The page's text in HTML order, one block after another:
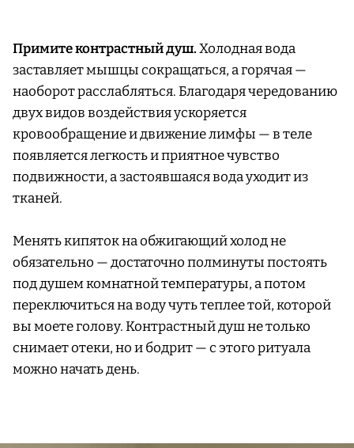
Примите контрастный душ.Холодная вода
заставляет мышцы сокращаться, а горячая —
наоборот расслабляться. Благодаря чередованию
двух видов воздействия ускоряется
кровообращение и движение лимфы — в теле
появляется легкость и приятное чувство
подвижности, а застоявшаяся вода уходит из
тканей.
Менять кипяток на обжигающий холод не
обязательно — достаточно полминуты постоять
под душем комнатной температуры, а потом
переключиться на воду чуть теплее той, которой
вы моете голову. Контрастный душ не только
снимает отеки, но и бодрит — с этого ритуала
можно начать день.